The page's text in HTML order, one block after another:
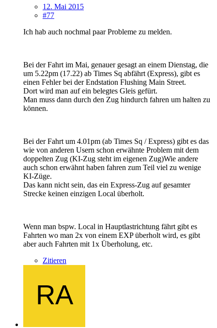
12. Mai 2015
#77
Ich hab auch nochmal paar Probleme zu melden.
Bei der Fahrt im Mai, genauer gesagt an einem Dienstag, die
um 5.22pm (17.22) ab Times Sq abfährt (Express), gibt es
einen Fehler bei der Endstation Flushing Main Street.
Dort wird man auf ein belegtes Gleis gefürt.
Man muss dann durch den Zug hindurch fahren um halten zu
können.
Bei der Fahrt um 4.01pm (ab Times Sq / Express) gibt es das
wie von anderen Usern schon erwähnte Problem mit dem
doppelten Zug (KI-Zug steht im eigenen Zug)Wie andere
auch schon erwähnt haben fahren zum Teil viel zu wenige
KI-Züge.
Das kann nicht sein, das ein Express-Zug auf gesamter
Strecke keinen einzigen Local überholt.
Wenn man bspw. Local in Hauptlastrichtung fährt gibt es
Fahrten wo man 2x von einem EXP überholt wird, es gibt
aber auch Fahrten mit 1x Überholung, etc.
Zitieren